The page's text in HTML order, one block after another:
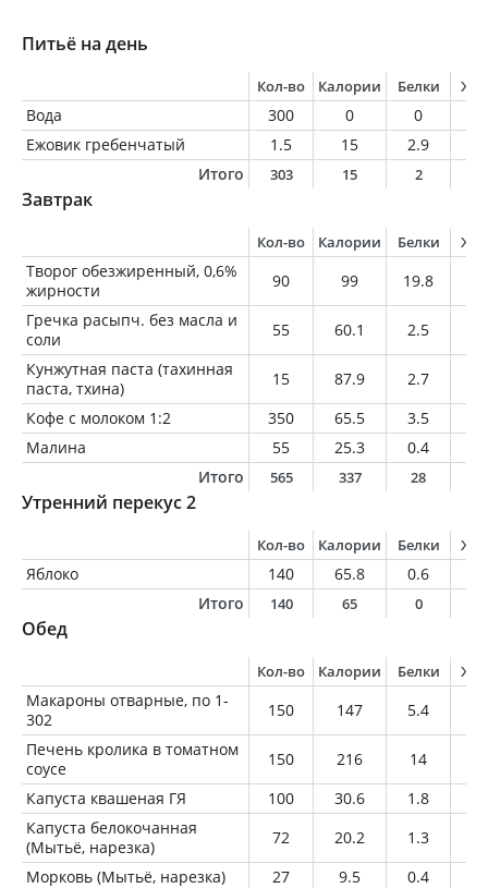
Питьё на день
Кол-во Калории Белки
Вода 300 0 0
Ежовик гребенчатый
1.5 15 2.9
Итого
303 15 2
Завтрак
Кол-во Калории Белки
Творог обезжиренный, 0,6%
жирности
90 99 19.8
Гречка расыпч. без масла и
соли
55 60.1 2.5
Кунжутная паста (тахинная
паста, тхина)
15 87.9 2.7
Кофе с молоком 1:2
350 65.5 3.5
Малина
55 25.3 0.4
Итого
565 337 28
Утренний перекус 2
Кол-во Калории Белки
Яблоко 140 65.8 0.6
Итого
140 65 0
Обед
Кол-во Калории Белки
Макароны отварные, по 1-
302
150 147 5.4
Печень кролика в томатном
соусе
150 216 14
Капуста квашеная ГЯ
100 30.6 1.8
Капуста белокочанная
(Мытьё, нарезка)
72 20.2 1.3
Морковь (Мытьё, нарезка)
27 9.5 0.4